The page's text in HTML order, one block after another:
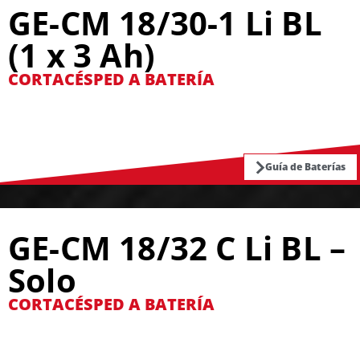
GE-CM 18/30-1 Li BL
(1 x 3 Ah)
CORTACÉSPED A BATERÍA
Guía de Baterías
GE-CM 18/32 C Li BL –
Solo
CORTACÉSPED A BATERÍA